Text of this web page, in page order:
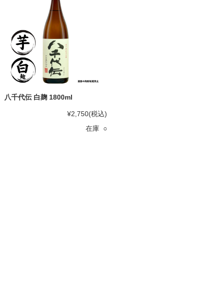
八千代伝 白麹 1800ml
¥2,750(税込)
在庫 ○